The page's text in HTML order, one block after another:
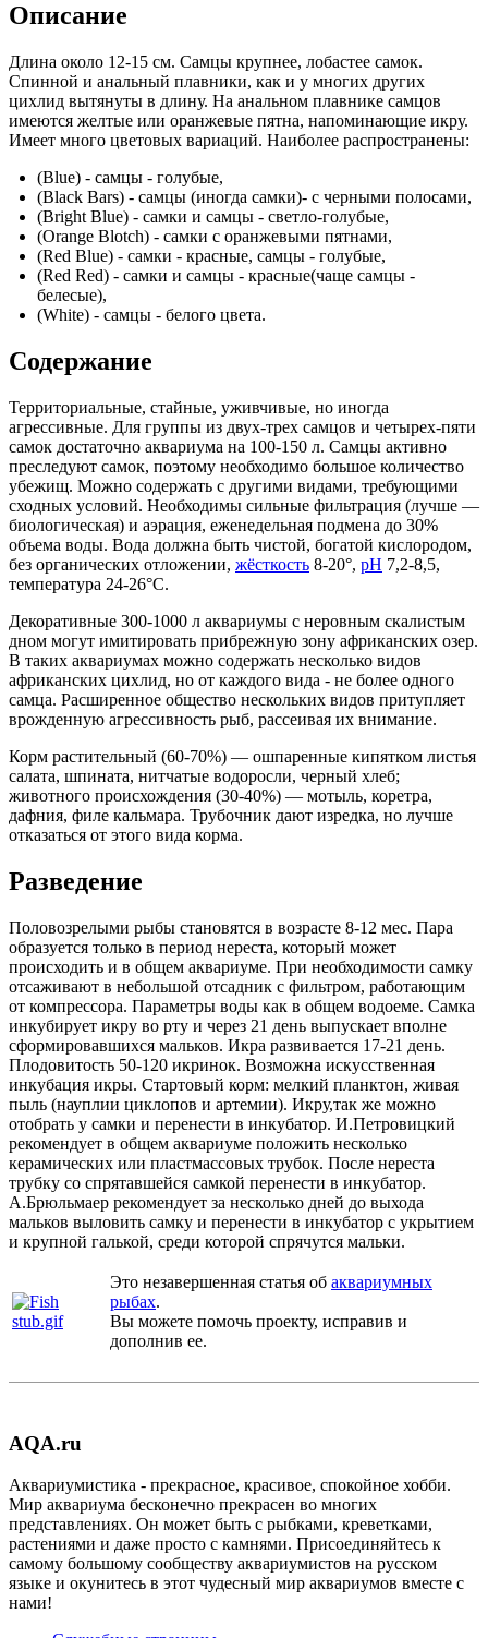
Описание
Длина около 12-15 см. Самцы крупнее, лобастее самок.
Спинной и анальный плавники, как и у многих других
цихлид вытянуты в длину. На анальном плавнике самцов
имеются желтые или оранжевые пятна, напоминающие икру.
Имеет много цветовых вариаций. Наиболее распространены:
(Blue) - самцы - голубые,
(Black Bars) - самцы (иногда самки)- с черными полосами,
(Bright Blue) - самки и самцы - светло-голубые,
(Orange Blotch) - самки с оранжевыми пятнами,
(Red Blue) - самки - красные, самцы - голубые,
(Red Red) - самки и самцы - красные(чаще самцы -
белесые),
(White) - самцы - белого цвета.
Содержание
Территориальные, стайные, уживчивые, но иногда
агрессивные. Для группы из двух-трех самцов и четырех-пяти
самок достаточно аквариума на 100-150 л. Самцы активно
преследуют самок, поэтому необходимо большое количество
убежищ. Можно содержать с другими видами, требующими
сходных условий. Необходимы сильные фильтрация (лучше —
биологическая) и аэрация, еженедельная подмена до 30%
объема воды. Вода должна быть чистой, богатой кислородом,
без органических отложении, жёсткость 8-20°, рН 7,2-8,5,
температура 24-26°С.
Декоративные 300-1000 л аквариумы с неровным скалистым
дном могут имитировать прибрежную зону африканских озер.
В таких аквариумах можно содержать несколько видов
африканских цихлид, но от каждого вида - не более одного
самца. Расширенное общество нескольких видов притупляет
врожденную агрессивность рыб, рассеивая их внимание.
Корм растительный (60-70%) — ошпаренные кипятком листья
салата, шпината, нитчатые водоросли, черный хлеб;
животного происхождения (30-40%) — мотыль, коретра,
дафния, филе кальмара. Трубочник дают изредка, но лучше
отказаться от этого вида корма.
Разведение
Половозрелыми рыбы становятся в возрасте 8-12 мес. Пара
образуется только в период нереста, который может
происходить и в общем аквариуме. При необходимости самку
отсаживают в небольшой отсадник с фильтром, работающим
от компрессора. Параметры воды как в общем водоеме. Самка
инкубирует икру во рту и через 21 день выпускает вполне
сформировавшихся мальков. Икра развивается 17-21 день.
Плодовитость 50-120 икринок. Возможна искусственная
инкубация икры. Стартовый корм: мелкий планктон, живая
пыль (науплии циклопов и артемии). Икру,так же можно
отобрать у самки и перенести в инкубатор. И.Петровицкий
рекомендует в общем аквариуме положить несколько
керамических или пластмассовых трубок. После нереста
трубку со спрятавшейся самкой перенести в инкубатор.
А.Брюльмаер рекомендует за несколько дней до выхода
мальков выловить самку и перенести в инкубатор с укрытием
и крупной галькой, среди которой спрячутся мальки.
Это незавершенная статья об аквариумных
рыбах.
Вы можете помочь проекту, исправив и
дополнив ее.
AQA.ru
Аквариумистика - прекрасное, красивое, спокойное хобби.
Мир аквариума бесконечно прекрасен во многих
представлениях. Он может быть с рыбками, креветками,
растениями и даже просто с камнями. Присоединяйтесь к
самому большому сообществу аквариумистов на русском
языке и окунитесь в этот чудесный мир аквариумов вместе с
нами!